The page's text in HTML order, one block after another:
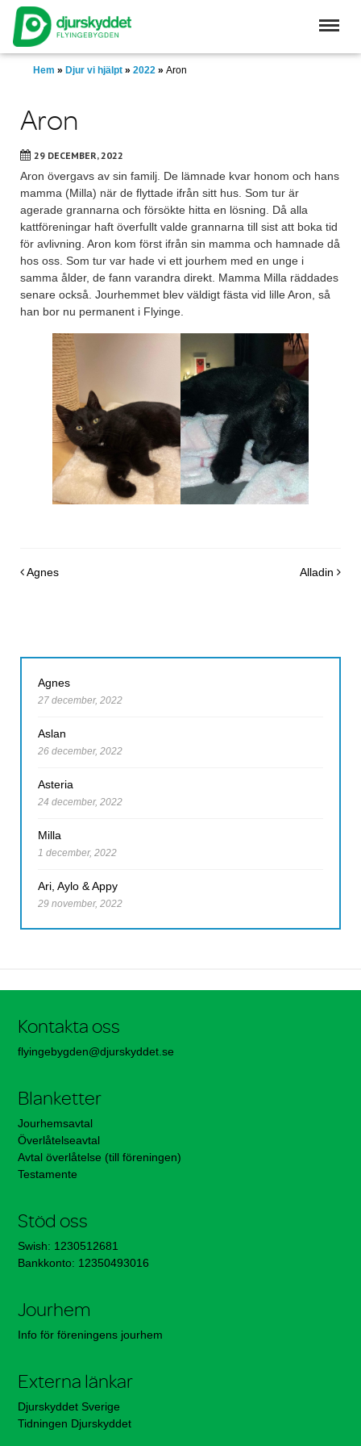
Skip
main
contentHem » Djur vi hjälpt » 2022 » Aron
Aron
29 DECEMBER, 2022
Aron övergavs av sin familj. De lämnade kvar honom och hans
mamma (Milla) när de flyttade ifrån sitt hus. Som tur är
agerade grannarna och försökte hitta en lösning. Då alla
kattföreningar haft överfullt valde grannarna till sist att boka tid
för avlivning. Aron kom först ifrån sin mamma och hamnade då
hos oss. Som tur var hade vi ett jourhem med en unge i
samma ålder, de fann varandra direkt. Mamma Milla räddades
senare också. Jourhemmet blev väldigt fästa vid lille Aron, så
han bor nu permanent i Flyinge.
Post navigation
Agnes Alladin
Agnes
27 december, 2022
Aslan
26 december, 2022
Asteria
24 december, 2022
Milla
1 december, 2022
Ari, Aylo & Appy
29 november, 2022
Kontakta oss
flyingebygden@djurskyddet.se
Blanketter
Jourhemsavtal
Överlåtelseavtal
Avtal överlåtelse (till föreningen)
Testamente
Stöd oss
Swish: 1230512681
Bankkonto: 12350493016
Jourhem
Info för föreningens jourhem
Externa länkar
Djurskyddet Sverige
Tidningen Djurskyddet